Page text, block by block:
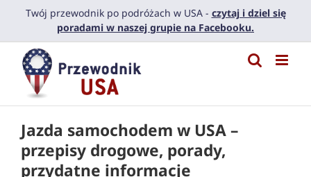
PrzejdźTwój przewodnik po podróżach w USA - czytaj i dziel się
poradami w naszej grupie na Facebooku.
Jazda samochodem w USA –
przepisy drogowe, porady,
przydatne informacje